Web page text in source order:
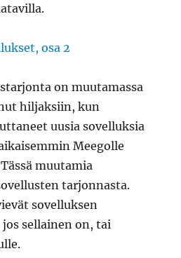
on muutamassa
hiljaksiin, kun
uusia sovelluksia
Meegolle
muutamia
tarjonnasta.
sovelluksen
sellainen on, tai